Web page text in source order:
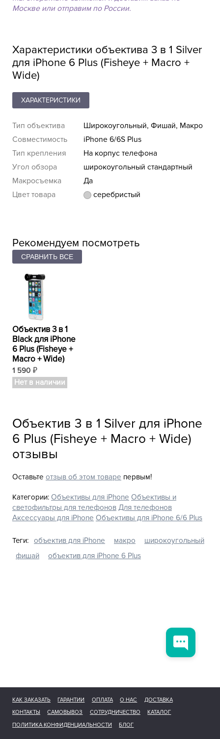
Москве или отправим по России.
Характеристики объектива 3 в 1 Silver
для iPhone 6 Plus (Fisheye + Macro +
Wide)
ХАРАКТЕРИСТИКИ
Тип объектива
Широкоугольный, Фишай, Макро
Совместимость
iPhone 6/6S Plus
Тип крепления
На корпус телефона
Угол обзора
широкоугольный стандартный
Макросъемка
Да
Цвет товара
серебристый
Рекомендуем посмотреть
Объектив 3 в 1
Black для iPhone
6 Plus (Fisheye +
Macro + Wide)
1 590 ₽
Нет в наличии
Объектив 3 в 1 Silver для iPhone
6 Plus (Fisheye + Macro + Wide)
отзывы
Оставьте отзыв об этом товаре первым!
Категории: Объективы для iPhone Объективы и
светофильтры для телефонов Для телефонов
Аксессуары для iPhone Объективы для iPhone 6/6 Plus
Теги: объектив для iPhone макро
широкоугольный
фишай
объектив для iPhone 6 Plus
КАК ЗАКАЗАТЬ ГАРАНТИИ ОПЛАТА О НАС
ДОСТАВКА
КОНТАКТЫ
САМОВЫВОЗ СОТРУДНИЧЕСТВО
КАТАЛОГ
ПОЛИТИКА КОНФИДЕНЦИАЛЬНОСТИ
БЛОГ